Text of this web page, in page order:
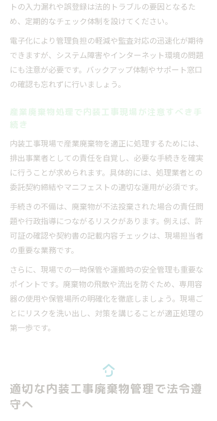
トの入力漏れや誤登録は法的トラブルの要因となるた
め、定期的なチェック体制を設けてください。
電子化により管理負担の軽減や監査対応の迅速化が期待
できますが、システム障害やインターネット環境の問題
にも注意が必要です。バックアップ体制やサポート窓口
の確認も忘れずに行いましょう。
産業廃棄物処理で内装工事現場が注意すべき手
続き
内装工事現場で産業廃棄物を適正に処理するためには、
排出事業者としての責任を自覚し、必要な手続きを確実
に行うことが求められます。具体的には、処理業者との
委託契約締結やマニフェストの適切な運用が必須です。
手続きの不備は、廃棄物が不法投棄された場合の責任問
題や行政指導につながるリスクがあります。例えば、許
可証の確認や契約書の記載内容チェックは、現場担当者
の重要な業務です。
さらに、現場での一時保管や運搬時の安全管理も重要な
ポイントです。廃棄物の飛散や流出を防ぐため、専用容
器の使用や保管場所の明確化を徹底しましょう。現場ご
とにリスクを洗い出し、対策を講じることが適正処理の
第一歩です。
適切な内装工事廃棄物管理で法令遵
守へ